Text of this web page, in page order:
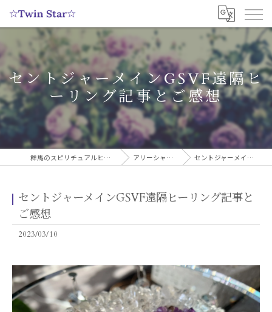
セントジャーメインGSVF遠隔ヒ
ーリング記事とご感想
群馬のスピリチュアルヒーリングサロンなら実績多数の☆Twin Star☆ アリーシャのスピリチュアルブログ セントジャーメインGSVF遠隔ヒーリング記事とご感想
セントジャーメインGSVF遠隔ヒーリング記事と
ご感想
2023/03/10